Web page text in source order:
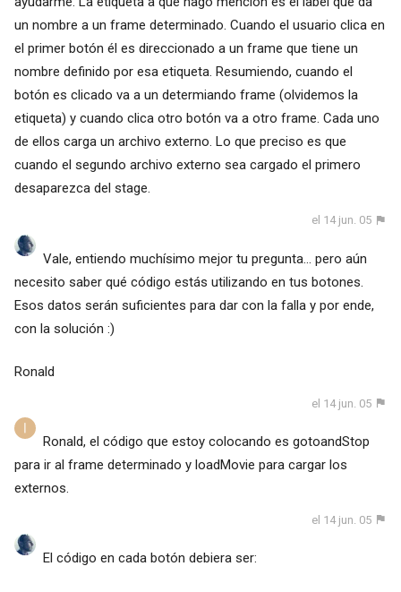
un nombre a un frame determinado. Cuando el usuario clica en
el primer botón él es direccionado a un frame que tiene un
nombre definido por esa etiqueta. Resumiendo, cuando el
botón es clicado va a un determiando frame (olvidemos la
etiqueta) y cuando clica otro botón va a otro frame. Cada uno
de ellos carga un archivo externo. Lo que preciso es que
cuando el segundo archivo externo sea cargado el primero
desaparezca del stage.
el 14 jun. 05
Vale, entiendo muchísimo mejor tu pregunta... pero aún
necesito saber qué código estás utilizando en tus botones.
Esos datos serán suficientes para dar con la falla y por ende,
con la solución :)
Ronald
el 14 jun. 05
Ronald, el código que estoy colocando es gotoandStop
para ir al frame determinado y loadMovie para cargar los
externos.
el 14 jun. 05
El código en cada botón debiera ser: